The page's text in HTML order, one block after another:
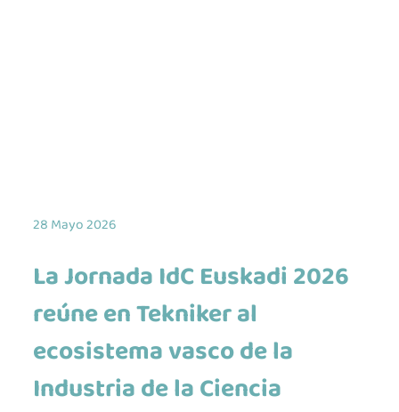
La Jornada IdC Euskadi 2026
reúne en Tekniker al
ecosistema vasco de la
Industria de la Ciencia
28 Mayo 2026